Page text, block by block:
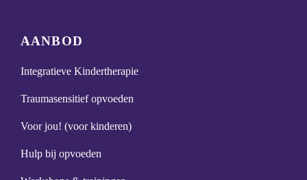
AANBOD
Integratieve Kindertherapie
Traumasensitief opvoeden
Voor jou! (voor kinderen)
Hulp bij opvoeden